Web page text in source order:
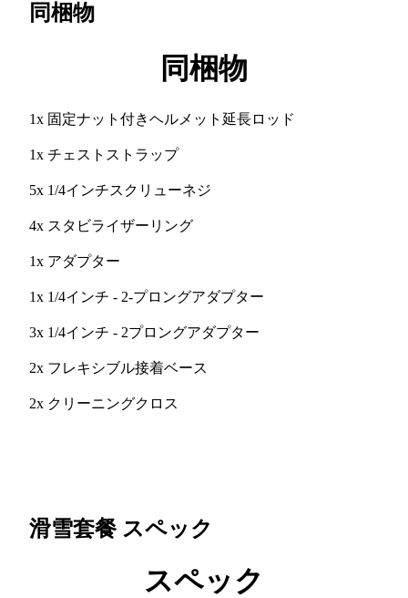
同梱物
同梱物
1x 固定ナット付きヘルメット延長ロッド
1x チェストストラップ
5x 1/4インチスクリューネジ
4x スタビライザーリング
1x アダプター
1x 1/4インチ - 2-プロングアダプター
3x 1/4インチ - 2プロングアダプター
2x フレキシブル接着ベース
2x クリーニングクロス
滑雪套餐 スペック
スペック